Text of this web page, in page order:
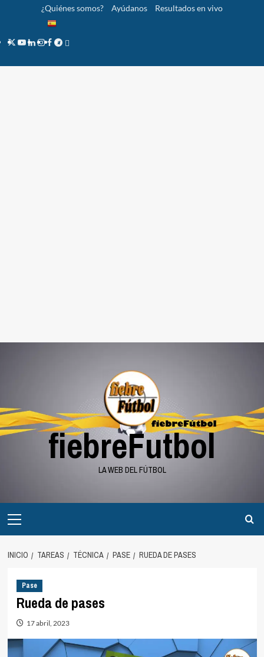
contenido
¿Quiénes somos? Ayúdanos Resultados en vivo
Twitter
YouTube
LinkedIn
Instagram
Facebook
Telegram
PayPal
fiebreFutbol
LA WEB DEL FÚTBOL
principal
INICIO TAREAS TÉCNICA PASE RUEDA DE PASES
Pase
Rueda de pases
17 abril, 2023